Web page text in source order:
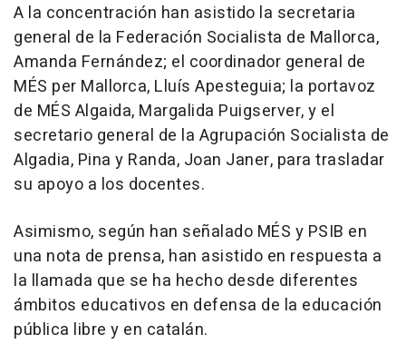
A la concentración han asistido la secretaria
general de la Federación Socialista de Mallorca,
Amanda Fernández; el coordinador general de
MÉS per Mallorca, Lluís Apesteguia; la portavoz
de MÉS Algaida, Margalida Puigserver, y el
secretario general de la Agrupación Socialista de
Algadia, Pina y Randa, Joan Janer, para trasladar
su apoyo a los docentes.
Asimismo, según han señalado MÉS y PSIB en
una nota de prensa, han asistido en respuesta a
la llamada que se ha hecho desde diferentes
ámbitos educativos en defensa de la educación
pública libre y en catalán.